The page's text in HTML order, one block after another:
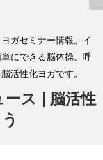
ガセミナー情報。イ
にできる脳体操、呼
活性化ヨガです。
ス | 脳活性